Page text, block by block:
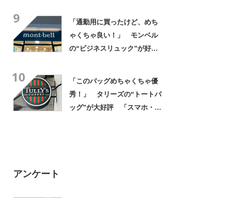
9
「通勤用に買ったけど、めち
ゃくちゃ良い！」 モンベル
の“ビジネスリュック”が好
10
「このバッグめちゃくちゃ優
秀！」 タリーズの“トートバ
ッグ”が大好評 「スマホ・財
アンケート